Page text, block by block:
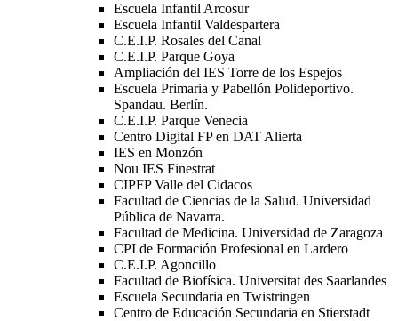
Escuela Infantil Arcosur
Escuela Infantil Valdespartera
C.E.I.P. Rosales del Canal
C.E.I.P. Parque Goya
Ampliación del IES Torre de los Espejos
Escuela Primaria y Pabellón Polideportivo.
Spandau. Berlín.
C.E.I.P. Parque Venecia
Centro Digital FP en DAT Alierta
IES en Monzón
Nou IES Finestrat
CIPFP Valle del Cidacos
Facultad de Ciencias de la Salud. Universidad
Pública de Navarra.
Facultad de Medicina. Universidad de Zaragoza
CPI de Formación Profesional en Lardero
C.E.I.P. Agoncillo
Facultad de Biofísica. Universitat des Saarlandes
Escuela Secundaria en Twistringen
Centro de Educación Secundaria en Stierstadt